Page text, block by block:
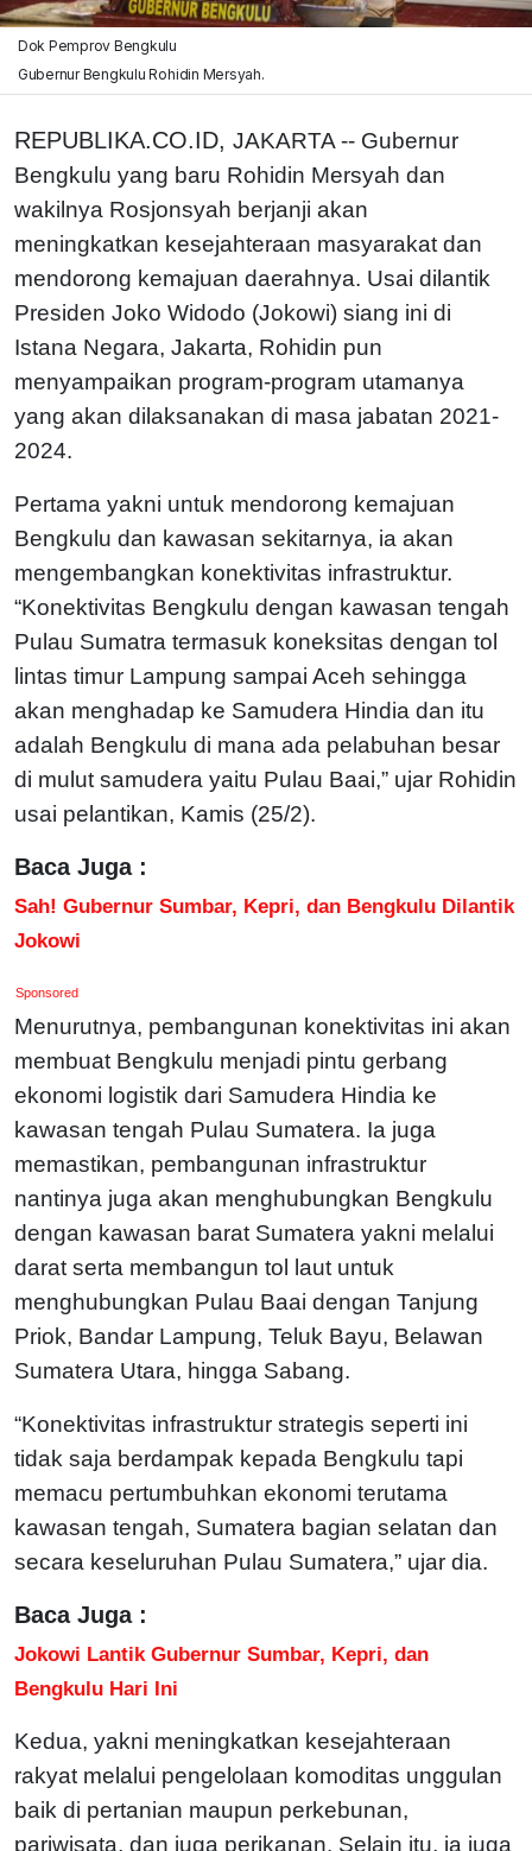
Dok Pemprov Bengkulu
Gubernur Bengkulu Rohidin Mersyah.
REPUBLIKA.CO.ID, JAKARTA -- Gubernur
Bengkulu yang baru Rohidin Mersyah dan
wakilnya Rosjonsyah berjanji akan
meningkatkan kesejahteraan masyarakat dan
mendorong kemajuan daerahnya. Usai dilantik
Presiden Joko Widodo (Jokowi) siang ini di
Istana Negara, Jakarta, Rohidin pun
menyampaikan program-program utamanya
yang akan dilaksanakan di masa jabatan 2021-
2024.
Pertama yakni untuk mendorong kemajuan
Bengkulu dan kawasan sekitarnya, ia akan
mengembangkan konektivitas infrastruktur.
“Konektivitas Bengkulu dengan kawasan tengah
Pulau Sumatra termasuk koneksitas dengan tol
lintas timur Lampung sampai Aceh sehingga
akan menghadap ke Samudera Hindia dan itu
adalah Bengkulu di mana ada pelabuhan besar
di mulut samudera yaitu Pulau Baai,” ujar Rohidin
usai pelantikan, Kamis (25/2).
Baca Juga :
Sah! Gubernur Sumbar, Kepri, dan Bengkulu Dilantik
Jokowi
Sponsored
Menurutnya, pembangunan konektivitas ini akan
membuat Bengkulu menjadi pintu gerbang
ekonomi logistik dari Samudera Hindia ke
kawasan tengah Pulau Sumatera. Ia juga
memastikan, pembangunan infrastruktur
nantinya juga akan menghubungkan Bengkulu
dengan kawasan barat Sumatera yakni melalui
darat serta membangun tol laut untuk
menghubungkan Pulau Baai dengan Tanjung
Priok, Bandar Lampung, Teluk Bayu, Belawan
Sumatera Utara, hingga Sabang.
“Konektivitas infrastruktur strategis seperti ini
tidak saja berdampak kepada Bengkulu tapi
memacu pertumbuhkan ekonomi terutama
kawasan tengah, Sumatera bagian selatan dan
secara keseluruhan Pulau Sumatera,” ujar dia.
Baca Juga :
Jokowi Lantik Gubernur Sumbar, Kepri, dan
Bengkulu Hari Ini
Kedua, yakni meningkatkan kesejahteraan
rakyat melalui pengelolaan komoditas unggulan
baik di pertanian maupun perkebunan,
pariwisata, dan juga perikanan. Selain itu, ia juga